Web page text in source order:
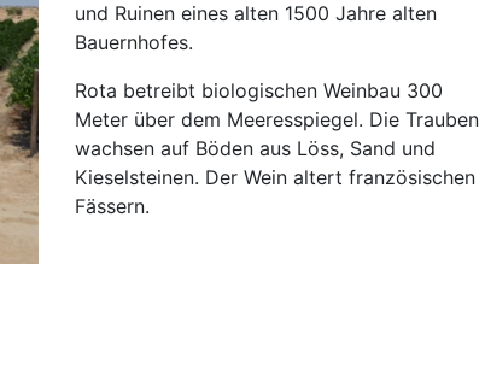
und Ruinen eines alten 1500 Jahre alten
Bauernhofes.
Rota betreibt biologischen Weinbau 300
Meter über dem Meeresspiegel. Die Trauben
wachsen auf Böden aus Löss, Sand und
Kieselsteinen. Der Wein altert französischen
Fässern.